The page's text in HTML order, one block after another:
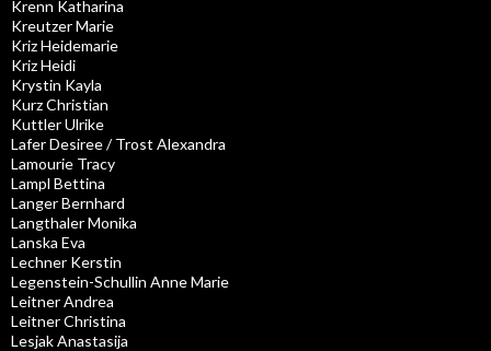
Krenn Katharina
Kreutzer Marie
Kriz Heidemarie
Kriz Heidi
Krystin Kayla
Kurz Christian
Kuttler Ulrike
Lafer Desiree / Trost Alexandra
Lamourie Tracy
Lampl Bettina
Langer Bernhard
Langthaler Monika
Lanska Eva
Lechner Kerstin
Legenstein-Schullin Anne Marie
Leitner Andrea
Leitner Christina
Lesjak Anastasija